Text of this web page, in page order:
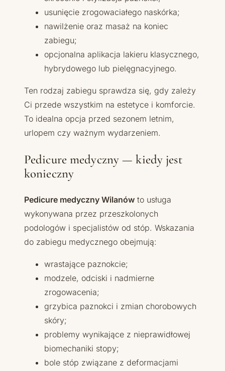
usunięcie zrogowaciałego naskórka;
nawilżenie oraz masaż na koniec
zabiegu;
opcjonalna aplikacja lakieru klasycznego,
hybrydowego lub pielęgnacyjnego.
Ten rodzaj zabiegu sprawdza się, gdy zależy
Ci przede wszystkim na estetyce i komforcie.
To idealna opcja przed sezonem letnim,
urlopem czy ważnym wydarzeniem.
Pedicure medyczny — kiedy jest
konieczny
Pedicure medyczny Wilanów to usługa
wykonywana przez przeszkolonych
podologów i specjalistów od stóp. Wskazania
do zabiegu medycznego obejmują:
wrastające paznokcie;
modzele, odciski i nadmierne
zrogowacenia;
grzybica paznokci i zmian chorobowych
skóry;
problemy wynikające z nieprawidłowej
biomechaniki stopy;
bole stóp związane z deformacjami